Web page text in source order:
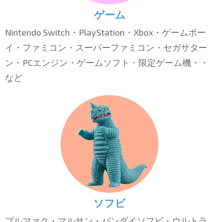
ゲーム
Nintendo Switch・PlayStation・Xbox・ゲームボー
イ・ファミコン・スーパーファミコン・セガサター
ン・PCエンジン・ゲームソフト・限定ゲーム機・・
など
ソフビ